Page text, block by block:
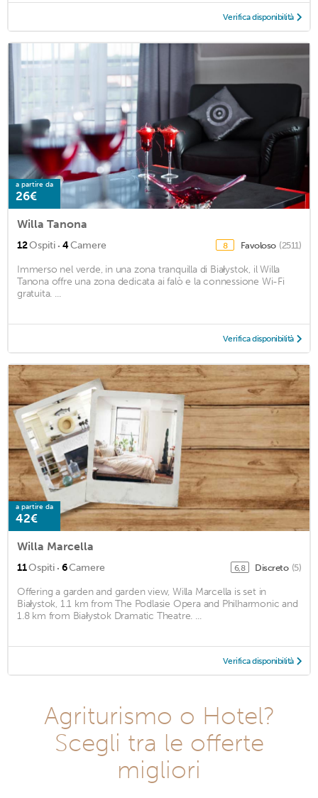
Verifica disponibilità
a partire da
26€
Willa Tanona
12Ospiti · 4Camere 8 Favoloso (2511)
Immerso nel verde, in una zona tranquilla di Białystok, il Willa
Tanona offre una zona dedicata ai falò e la connessione Wi-Fi
gratuita. ...
Verifica disponibilità
a partire da
42€
Willa Marcella
11Ospiti · 6Camere 6,8 Discreto (5)
Offering a garden and garden view, Willa Marcella is set in
Białystok, 1.1 km from The Podlasie Opera and Philharmonic and
1.8 km from Białystok Dramatic Theatre. ...
Verifica disponibilità
Agriturismo o Hotel?
Scegli tra le offerte
migliori